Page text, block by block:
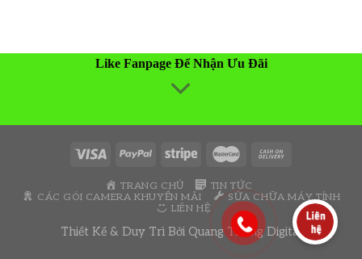
Like Fanpage Để Nhận Ưu Đãi
TRANG CHỦ
TIN TỨC
CÁC GÓI CAMERA KHUYẾN MÃI
SỬA CHỮA MÁY TÍNH
LIÊN HỆ
Thiết Kế & Duy Trì Bởi Quang Thông Digital